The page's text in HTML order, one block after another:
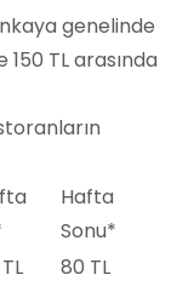
genelinde
TL arasında
Hafta
Sonu*
80 TL